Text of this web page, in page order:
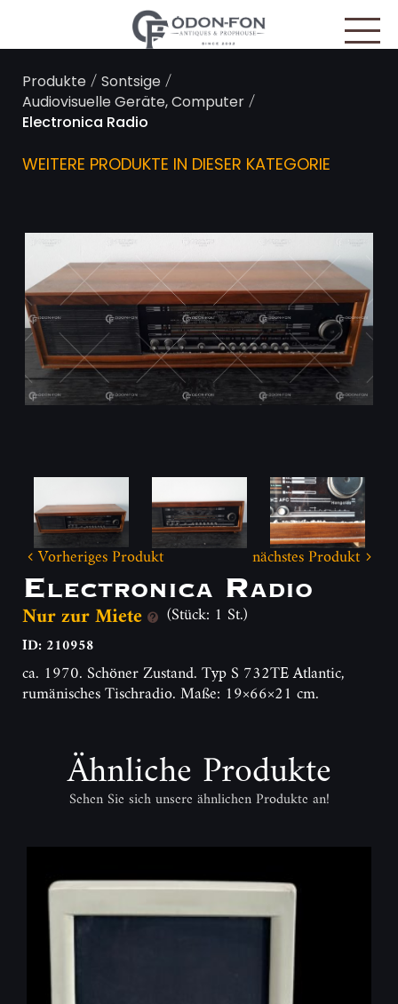
Produkte/Sontsige/
Audiovisuelle Geräte, Computer/
Electronica Radio
WEITERE PRODUKTE IN DIESER KATEGORIE
Vorheriges Produkt nächstes Produkt
Electronica Radio
Nur zur Miete (Stück: 1 St.)
ID: 210958
ca. 1970. Schöner Zustand. Typ S 732TE Atlantic,
rumänisches Tischradio. Maße: 19×66×21 cm.
Ähnliche Produkte
Sehen Sie sich unsere ähnlichen Produkte an!